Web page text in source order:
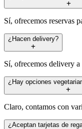
Sí, ofrecemos reservas
¿Hacen delivery?
Sí, ofrecemos delivery
¿Hay opciones
Claro, contamos con
¿Aceptan tarjetas de